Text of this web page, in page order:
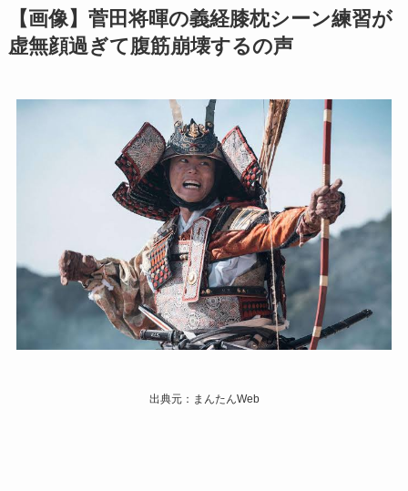
【画像】菅田将暉の義経膝枕シーン練習が
虚無顔過ぎて腹筋崩壊するの声
出典元：まんたんWeb